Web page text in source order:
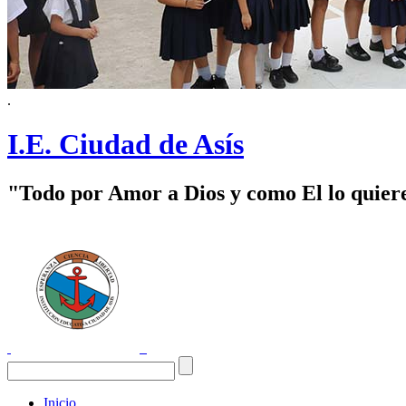
.
I.E. Ciudad de Asís
"Todo por Amor a Dios y como El lo
Inicio